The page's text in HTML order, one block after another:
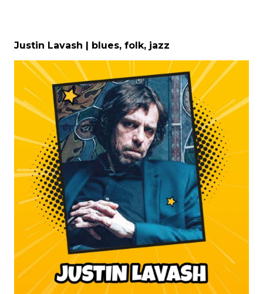
Justin Lavash | blues, folk, jazz